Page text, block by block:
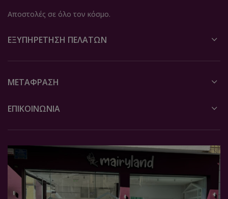
Αποστολές σε όλο τον κόσμο.
ΕΞΥΠΗΡΈΤΗΣΗ ΠΕΛΑΤΏΝ
ΜΕΤΆΦΡΑΣΗ
ΕΠΙΚΟΙΝΩΝΙΑ